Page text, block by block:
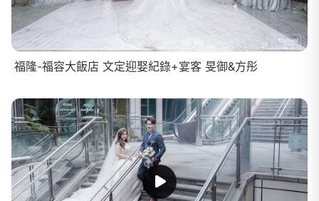
福隆-福容大飯店 文定迎娶紀錄+宴客 旻御&方彤